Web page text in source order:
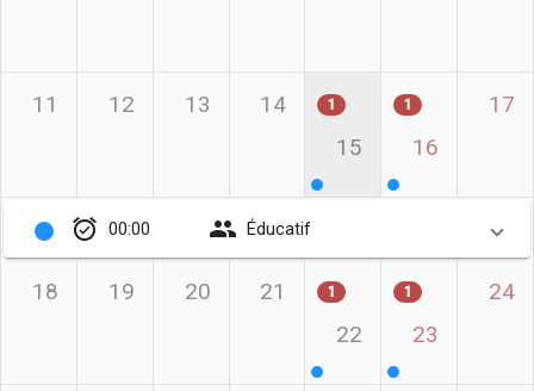
11 12 13 14 1
15
1
16
17
alarm_on 00:00 group Éducatif
18 19 20 21 1
22
1
23
24